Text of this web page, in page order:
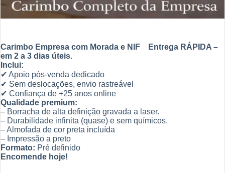
Carimbo Empresa com Morada e NIF
Entrega RÁPIDA –
em 2 a 3 dias úteis.
Inclui:
✔ Apoio pós-venda dedicado
✔ Sem deslocações, envio rastreável
✔ Confiança de +25 anos online
Qualidade premium:
– Borracha de alta definição gravada a laser.
– Durabilidade infinita (quase) e sem químicos.
– Almofada de cor preta incluída
– Impressão a preto
Formato: Pré definido
Encomende hoje!